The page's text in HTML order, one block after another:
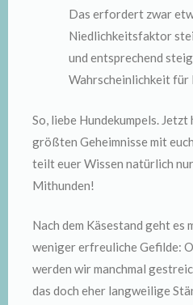
Das erfordert zwar
Niedlichkeitsfaktor
und entsprechend
Wahrscheinlichkeit für
So, liebe Hundekumpels.
größten Geheimnisse mit
teilt euer Wissen natürlich
Mithunden!
Nach dem Käsestand geht es
weniger erfreuliche Gefilde:
werden wir manchmal
das doch eher langweilige